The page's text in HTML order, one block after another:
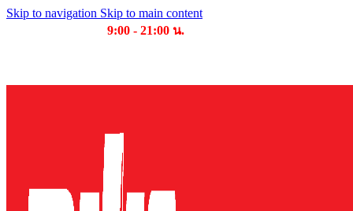
Skip to navigation Skip to main content
9:00 - 21:00 น.